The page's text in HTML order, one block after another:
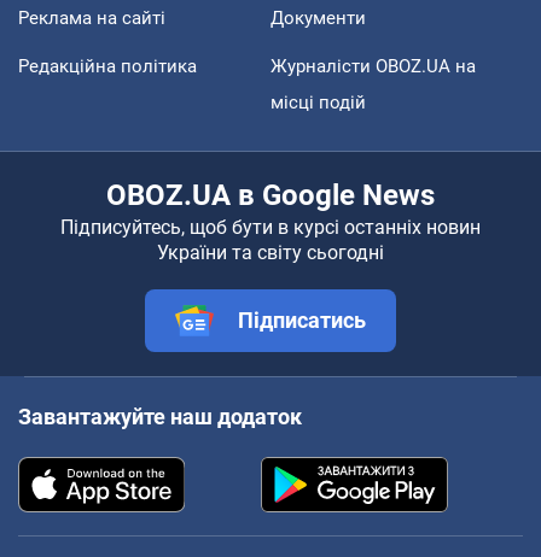
Реклама на сайті Документи
Редакційна політика
Журналісти OBOZ.UA на
місці подій
OBOZ.UA в Google News
Підписуйтесь, щоб бути в курсі останніх новин
України та світу сьогодні
Підписатись
Завантажуйте наш додаток